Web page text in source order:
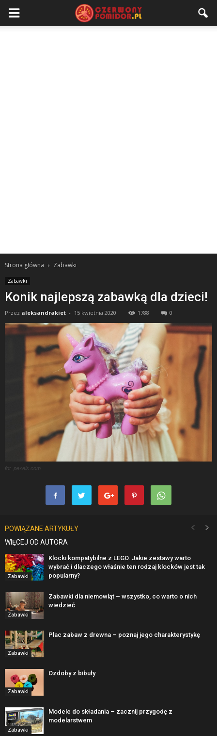
Strona główna Zabawki
Zabawki
Konik najlepszą zabawką dla dzieci!
Przez aleksandrakiet - 15 kwietnia 2020 1788 0
fot. pexels.com
POWIĄZANE ARTYKUŁY
WIĘCEJ OD AUTORA
Zabawki
Klocki kompatybilne z LEGO. Jakie zestawy warto
wybrać i dlaczego właśnie ten rodzaj klocków jest tak
popularny?
Zabawki
Zabawki dla niemowląt – wszystko, co warto o nich
wiedzieć
Zabawki
Plac zabaw z drewna – poznaj jego charakterystykę
Zabawki
Ozdoby z bibuły
Zabawki
Modele do składania – zacznij przygodę z
modelarstwem